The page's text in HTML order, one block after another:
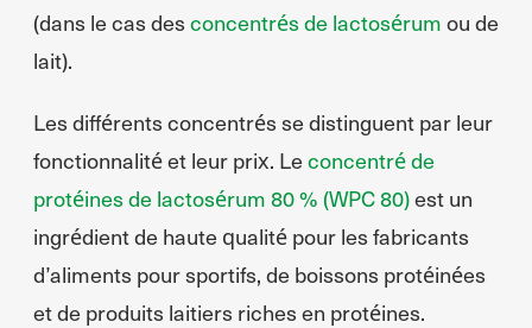
(dans le cas des concentrés de lactosérum ou de
lait).
Les différents concentrés se distinguent par leur
fonctionnalité et leur prix. Le concentré de
protéines de lactosérum 80 % (WPC 80)est un
ingrédient de haute qualité pour les fabricants
d’aliments pour sportifs, de boissons protéinées
et de produits laitiers riches en protéines.